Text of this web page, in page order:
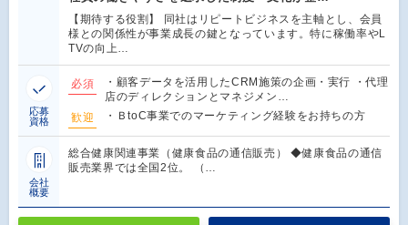
【期待する役割】 同社はリピートビジネスを主軸とし、会員
様との関係性が事業成長の鍵となっています。特に稼働率やL
TVの向上…
応募
資格
必須
・顧客データを活用したCRM施策の企画・実行 ・代理
店のディレクションとマネジメン…
歓迎
・ＢtoC事業でのマーケティング経験をお持ちの方
会社
概要
総合健康関連事業（健康食品の通信販売） ◆健康食品の通信
販売業界では全国2位。 （…